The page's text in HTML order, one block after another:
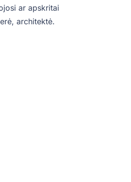
ar apskritai
architektė.